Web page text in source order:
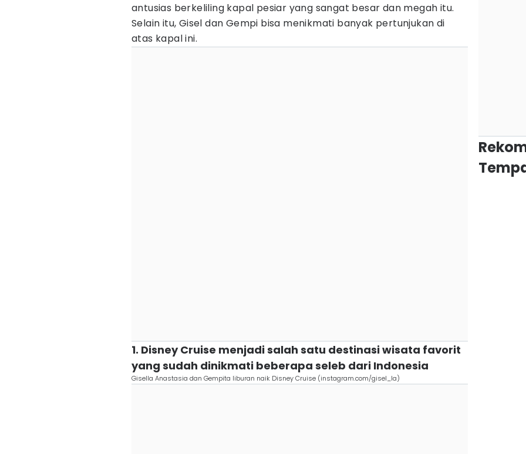
antusias berkeliling kapal pesiar yang sangat besar dan megah itu.
Selain itu, Gisel dan Gempi bisa menikmati banyak pertunjukan di
atas kapal ini.
1. Disney Cruise menjadi salah satu destinasi wisata favorit
yang sudah dinikmati beberapa seleb dari Indonesia
Gisella Anastasia dan Gempita liburan naik Disney Cruise (instagram.com/gisel_la)